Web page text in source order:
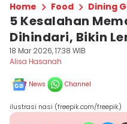
Home Food Dining
5 Kesalahan
Dihindari, Bikin
18 Mar 2026, 17:38 WIB
Alisa Hasanah
News Channel
ilustrasi nasi (freepik.com/freepik)